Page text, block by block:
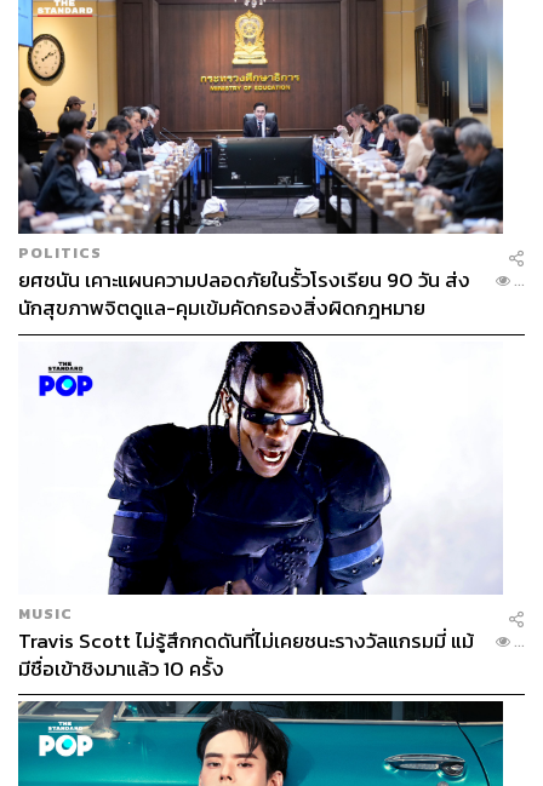
POLITICS
ยศชนัน เคาะแผนความปลอดภัยในรั้วโรงเรียน 90 วัน ส่ง
นักสุขภาพจิตดูแล-คุมเข้มคัดกรองสิ่งผิดกฎหมาย
...
MUSIC
Travis Scott ไม่รู้สึกกดดันที่ไม่เคยชนะรางวัลแกรมมี่ แม้
มีชื่อเข้าชิงมาแล้ว 10 ครั้ง
...